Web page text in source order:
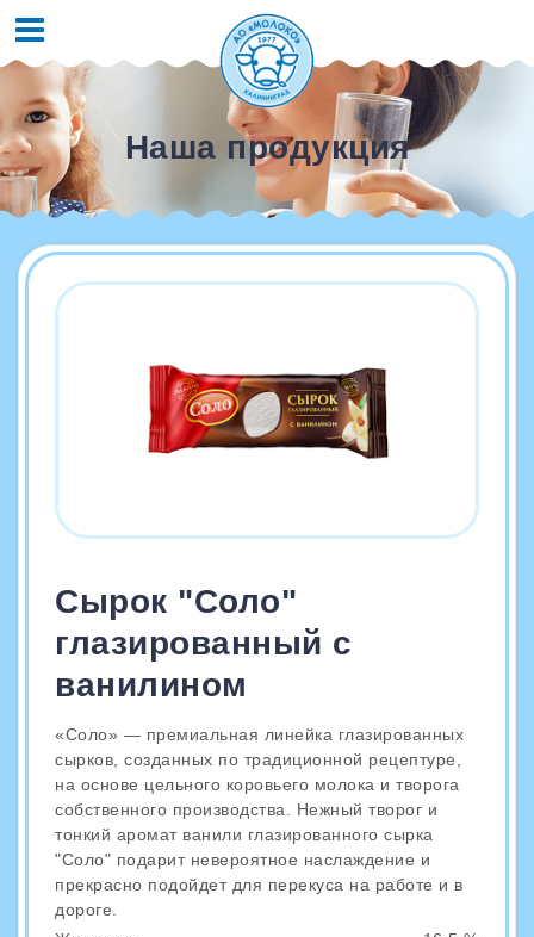
Наша продукция
Сырок "Соло"
глазированный с
ванилином
«Соло» — премиальная линейка глазированных
сырков, созданных по традиционной рецептуре,
на основе цельного коровьего молока и творога
собственного производства. Нежный творог и
тонкий аромат ванили глазированного сырка
"Соло" подарит невероятное наслаждение и
прекрасно подойдет для перекуса на работе и в
дороге.